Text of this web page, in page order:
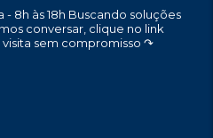
8h às 18h Buscando soluções
conversar, clique no link
sem compromisso ↷